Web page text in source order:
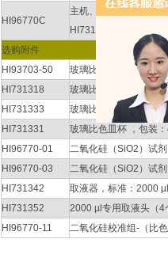
HI96770C
主机、HI96770-01二
HI731318比色皿清洁
选购附件
HI93703-50
玻璃比色皿清洗液，
HI731318
玻璃比色皿专用清洗布
HI731333
玻璃比色皿（杯+盖）
HI731331
玻璃比色皿杯 ，包装
HI96770-01
二氧化硅（SiO2）试
HI96770-03
二氧化硅（SiO2）试
HI731342
取液器，标准：2000
HI731352
2000 µl专用取液头（4
HI96770-11
二氧化硅校准组-（比色